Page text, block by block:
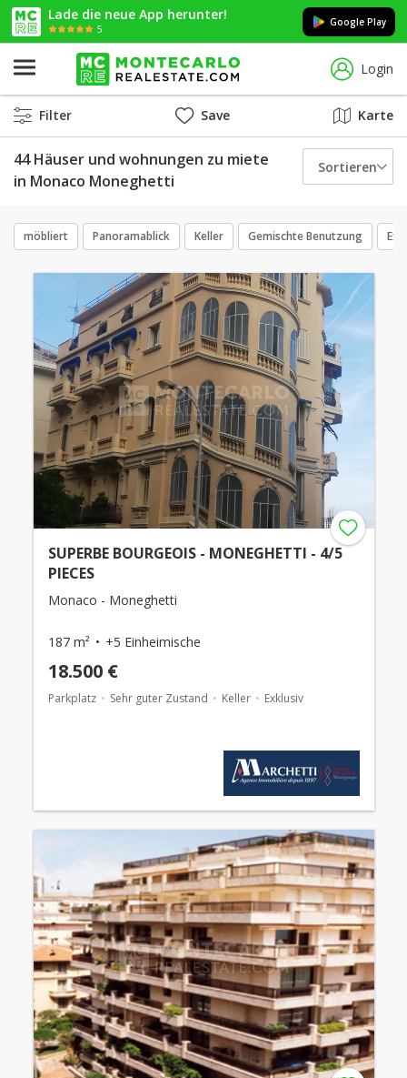
Lade die neue App herunter!
5
Google Play
Login
Filter Save Karte
44 Häuser und wohnungen zu miete
in Monaco Moneghetti
Sortieren
möbliert Panoramablick Keller Gemischte Benutzung
SUPERBE BOURGEOIS - MONEGHETTI - 4/5
PIECES
Monaco - Moneghetti
187 m² +5 Einheimische
18.500 €
Parkplatz Sehr guter Zustand Keller Exklusiv